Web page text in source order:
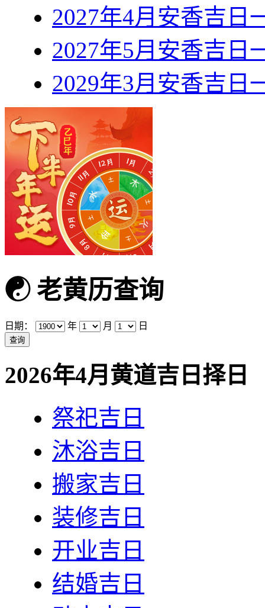
2027年4月安香吉日
2027年5月安香吉日
2029年3月安香吉日
☯老黄历查询
日期： 年 月 日
2026年4月黄道吉日择日
祭祀吉日
沐浴吉日
搬家吉日
装修吉日
开业吉日
结婚吉日